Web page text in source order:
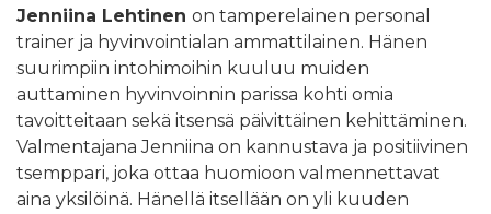
Jenniina Lehtinen on tamperelainen personal
trainer ja hyvinvointialan ammattilainen. Hänen
suurimpiin intohimoihin kuuluu muiden
auttaminen hyvinvoinnin parissa kohti omia
tavoitteitaan sekä itsensä päivittäinen kehittäminen.
Valmentajana Jenniina on kannustava ja positiivinen
tsemppari, joka ottaa huomioon valmennettavat
aina yksilöinä. Hänellä itsellään on yli kuuden